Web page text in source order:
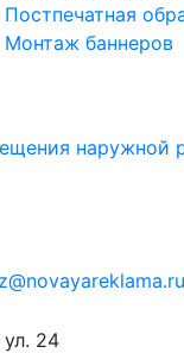
Постпечатная
Монтаж баннеров
наружной
24